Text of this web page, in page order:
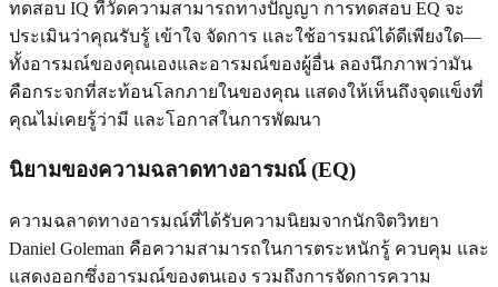
ทดสอบ IQ ที่วัดความสามารถทางปัญญา การทดสอบ EQ จะ
ประเมินว่าคุณรับรู้ เข้าใจ จัดการ และใช้อารมณ์ได้ดีเพียงใด—
ทั้งอารมณ์ของคุณเองและอารมณ์ของผู้อื่น ลองนึกภาพว่ามัน
คือกระจกที่สะท้อนโลกภายในของคุณ แสดงให้เห็นถึงจุดแข็งที่
คุณไม่เคยรู้ว่ามี และโอกาสในการพัฒนา
นิยามของความฉลาดทางอารมณ์ (EQ)
ความฉลาดทางอารมณ์ที่ได้รับความนิยมจากนักจิตวิทยา
Daniel Goleman คือความสามารถในการตระหนักรู้ ควบคุม และ
แสดงออกซึ่งอารมณ์ของตนเอง รวมถึงการจัดการความ